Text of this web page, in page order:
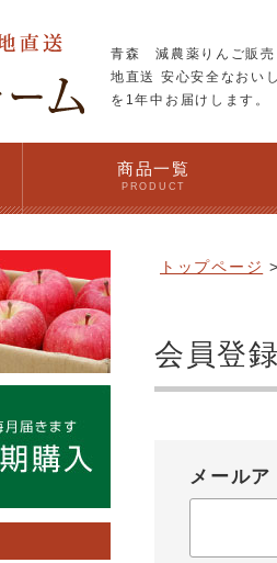
青森 減農薬りんご販
地直送 安心安全なおい
を1年中お届けします。
商品一覧
PRODUCT
トップページ
会員登
メールア